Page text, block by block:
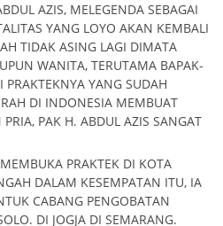
AZIS, MELEGENDA SEBAGAI
YANG LOYO AKAN KEMBALI
TIDAK ASING LAGI DIMATA
WANITA, TERUTAMA BAPAK-
YANG SUDAH
DI INDONESIA MEMBUAT
PAK H. ABDUL AZIS SANGAT
PRAKTEK DI KOTA
DALAM KESEMPATAN ITU, IA
CABANG PENGOBATAN
DI JOGJA DI SEMARANG.